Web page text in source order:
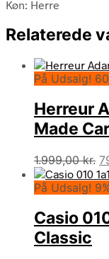
Køn: Herre
Relaterede
På Udsalg!
Herreur
Made
1.999,00kr.
På Udsalg!
Casio
Classic